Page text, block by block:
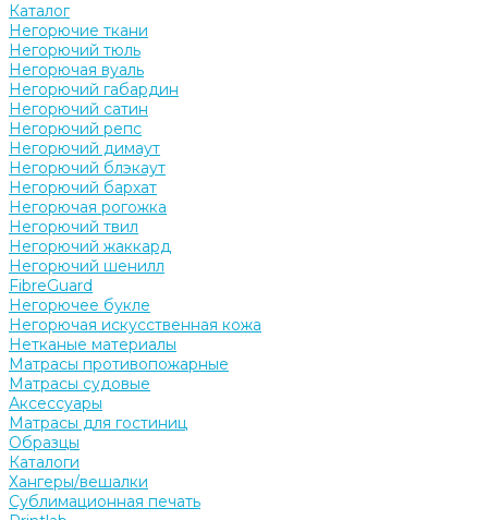
Каталог
Негорючие ткани
Негорючий тюль
Негорючая вуаль
Негорючий габардин
Негорючий сатин
Негорючий репс
Негорючий димаут
Негорючий блэкаут
Негорючий бархат
Негорючая рогожка
Негорючий твил
Негорючий жаккард
Негорючий шенилл
FibreGuard
Негорючее букле
Негорючая искусственная кожа
Нетканые материалы
Матрасы противопожарные
Матрасы судовые
Аксессуары
Матрасы для гостиниц
Образцы
Каталоги
Хангеры/вешалки
Сублимационная печать